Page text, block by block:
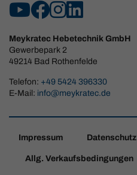
Meykratec Hebetechnik GmbH
Gewerbepark 2
49214 Bad Rothenfelde
Telefon: +49 5424 396330
E-Mail: info@meykratec.de
Impressum Datenschutz
Allg. Verkaufsbedingungen